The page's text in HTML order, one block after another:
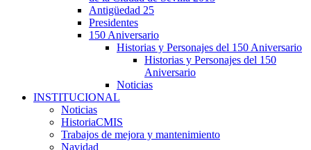
Antigüedad 25
Presidentes
150 Aniversario
Historias y Personajes del 150 Aniversario
Historias y Personajes del 150
Aniversario
Noticias
INSTITUCIONAL
Noticias
HistoriaCMIS
Trabajos de mejora y mantenimiento
Navidad